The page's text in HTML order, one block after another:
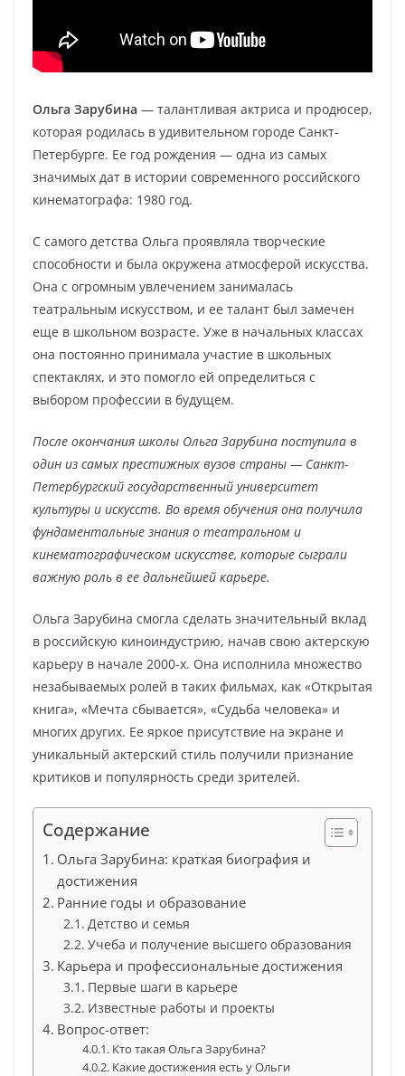
Ольга Зарубина — талантливая актриса и продюсер,
которая родилась в удивительном городе Санкт-
Петербурге. Ее год рождения — одна из самых
значимых дат в истории современного российского
кинематографа: 1980 год.
С самого детства Ольга проявляла творческие
способности и была окружена атмосферой искусства.
Она с огромным увлечением занималась
театральным искусством, и ее талант был замечен
еще в школьном возрасте. Уже в начальных классах
она постоянно принимала участие в школьных
спектаклях, и это помогло ей определиться с
выбором профессии в будущем.
После окончания школы Ольга Зарубина поступила в
один из самых престижных вузов страны — Санкт-
Петербургский государственный университет
культуры и искусств. Во время обучения она получила
фундаментальные знания о театральном и
кинематографическом искусстве, которые сыграли
важную роль в ее дальнейшей карьере.
Ольга Зарубина смогла сделать значительный вклад
в российскую киноиндустрию, начав свою актерскую
карьеру в начале 2000-х. Она исполнила множество
незабываемых ролей в таких фильмах, как «Открытая
книга», «Мечта сбывается», «Судьба человека» и
многих других. Ее яркое присутствие на экране и
уникальный актерский стиль получили признание
критиков и популярность среди зрителей.
Содержание
Ольга Зарубина: краткая биография и
достижения
Ранние годы и образование
Детство и семья
Учеба и получение высшего образования
Карьера и профессиональные достижения
Первые шаги в карьере
Известные работы и проекты
Вопрос-ответ:
Кто такая Ольга Зарубина?
Какие достижения есть у Ольги